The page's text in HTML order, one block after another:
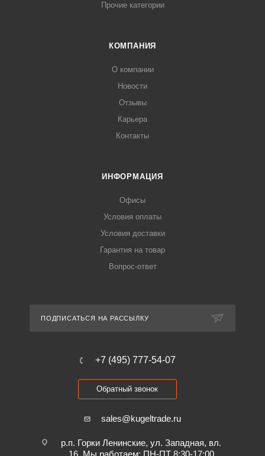
Прочие категории
КОМПАНИЯ
О компании
Новости
Отзывы
Карьера
Контакты
ИНФОРМАЦИЯ
Офисы
Условия оплаты
Условия доставки
Гарантия на товар
Вопрос-ответ
ПОДПИСАТЬСЯ НА РАССЫЛКУ
+7 (495) 777-54-07
Обратный звонок
sales@kugeltrade.ru
р.п. Горки Ленинские, ул. Западная, вл.